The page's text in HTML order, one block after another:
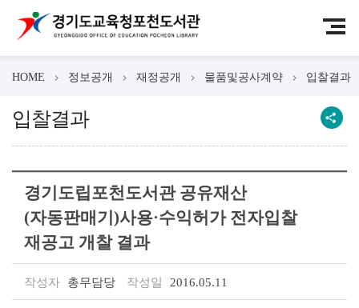
HOME 정보공개 재정공개 물품및공사계약 입찰결과
입찰결과
경기도립포천도서관 공유재산
(자동판매기)사용·수익허가 전자입찰
재공고 개찰 결과
작성자 총무담당 작성일 2016.05.11